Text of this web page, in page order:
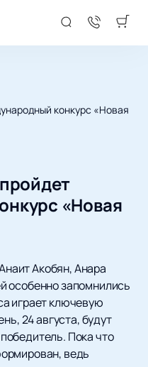
конкурс «Новая
«Новая
Акобян, Анара
особенно запомнились
играет ключевую
24 августа, будут
Пока что
ведь